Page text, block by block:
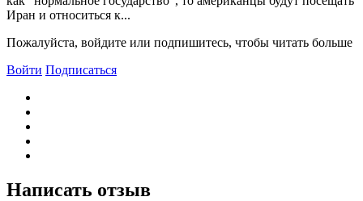
Иран и относиться к...
Пожалуйста, войдите или подпишитесь, чтобы читать больше
Войти Подписаться
Написать отзыв